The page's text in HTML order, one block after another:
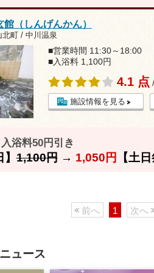
（しんげんかん）
町 / 中川温泉
■営業時間 11:30～18:00
■入浴料 1,100円
4.1 点
施設情報を見る
浴料50円引き
】1,100円→ 1,050円 【土
前へ 1 次へ
ュース